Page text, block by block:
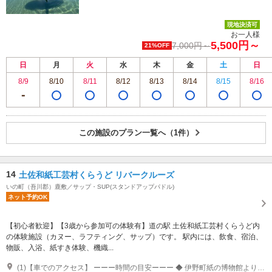
現地決済可
お一人様
21%OFF 7,000円～5,500円～
日 月 火 水 木 金 土
日
8/9
8/10 8/11 8/12 8/13 8/14 8/15 8/16
この施設のプラン一覧へ（1件）
14 土佐和紙工芸村くらうど リバークルーズ
いの町（吾川郡）鹿敷／サップ・SUP(スタンドアップパドル)
ネット予約OK
【初心者歓迎】【3歳から参加可の体験有】道の駅 土佐和紙工芸村くらうど内
の体験施設（カヌー、ラフティング、サップ）です。 駅内には、飲食、宿泊、
物販、入浴、紙すき体験、機織...
(1)【車でのアクセス】 ーーー時間の目安ーーー ◆ 伊野町紙の博物館より、車で約10分 ◆ 高知市はりまや橋より、車で約40分 ◆ いのICより、車で約20分 ◆ 岡山よりいのIC経由、車で約2時間30分